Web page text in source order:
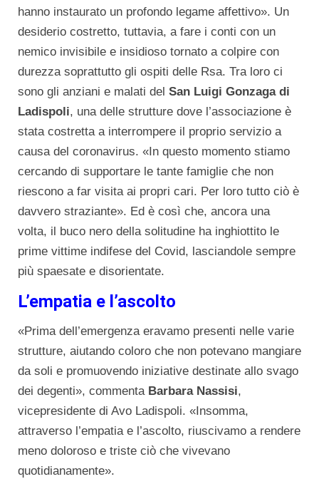
hanno instaurato un profondo legame affettivo». Un
desiderio costretto, tuttavia, a fare i conti con un
nemico invisibile e insidioso tornato a colpire con
durezza soprattutto gli ospiti delle Rsa. Tra loro ci
sono gli anziani e malati del San Luigi Gonzaga di
Ladispoli, una delle strutture dove l’associazione è
stata costretta a interrompere il proprio servizio a
causa del coronavirus. «In questo momento stiamo
cercando di supportare le tante famiglie che non
riescono a far visita ai propri cari. Per loro tutto ciò è
davvero straziante». Ed è così che, ancora una
volta, il buco nero della solitudine ha inghiottito le
prime vittime indifese del Covid, lasciandole sempre
più spaesate e disorientate.
L’empatia e l’ascolto
«Prima dell’emergenza eravamo presenti nelle varie
strutture, aiutando coloro che non potevano mangiare
da soli e promuovendo iniziative destinate allo svago
dei degenti», commenta Barbara Nassisi,
vicepresidente di Avo Ladispoli. «Insomma,
attraverso l’empatia e l’ascolto, riuscivamo a rendere
meno doloroso e triste ciò che vivevano
quotidianamente».